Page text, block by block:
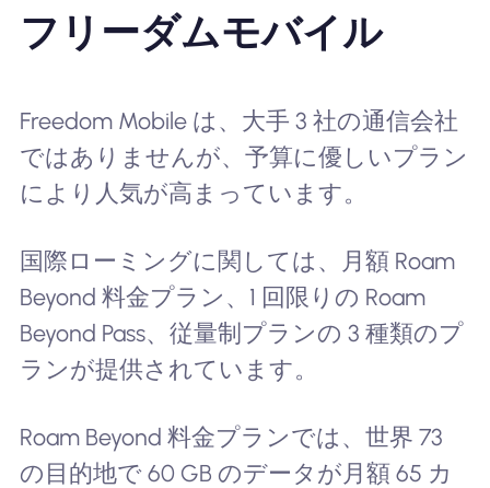
フリーダムモバイル
Freedom Mobile は、大手 3 社の通信会社
ではありませんが、予算に優しいプラン
により人気が高まっています。
国際ローミングに関しては、月額 Roam
Beyond 料金プラン、1 回限りの Roam
Beyond Pass、従量制プランの 3 種類のプ
ランが提供されています。
Roam Beyond 料金プランでは、世界 73
の目的地で 60 GB のデータが月額 65 カ